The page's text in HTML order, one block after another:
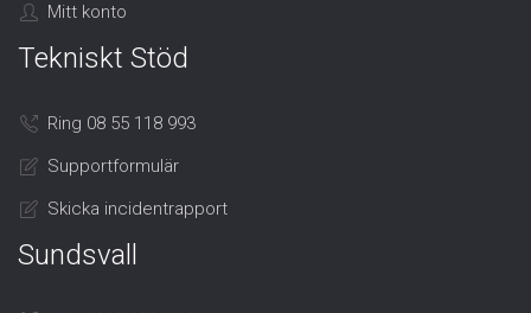
Mitt konto
Tekniskt Stöd
Ring 08 55 118 993
Supportformulär
Skicka incidentrapport
Sundsvall